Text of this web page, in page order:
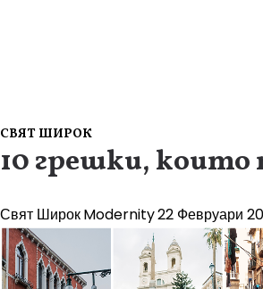
СВЯТ ШИРОК
10 грешки,
Свят ШирокModernity22 Февруари